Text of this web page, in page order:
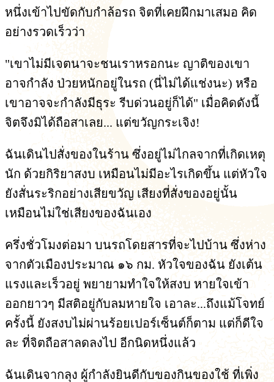
หนึ่งเข้าไปขัดกับกำล้อรถ จิตที่เคยฝึกมาเสมอ คิด
อย่างรวดเร็วว่า
"เขาไม่มีเจตนาจะชนเราหรอกนะ ญาติของเขา
อาจกำลัง ป่วยหนักอยู่ในรถ (นี่ไม่ได้แช่งนะ) หรือ
เขาอาจจะกำลังมีธุระ รีบด่วนอยู่ก็ได้" เมื่อคิดดังนี้
จิตจึงมิได้ถือสาเลย... แต่ขวัญกระเจิง!
ฉันเดินไปสั่งของในร้าน ซึ่งอยู่ไม่ไกลจากที่เกิดเหตุ
นัก ด้วยกิริยาสงบ เหมือนไม่มีอะไรเกิดขึ้น แต่หัวใจ
ยังสั่นระริกอย่างเสียขวัญ เสียงที่สั่งของอยู่นั้น
เหมือนไม่ใช่เสียงของฉันเอง
ครึ่งชั่วโมงต่อมา บนรถโดยสารที่จะไปบ้าน ซึ่งห่าง
จากตัวเมืองประมาณ ๑๖ กม. หัวใจของฉัน ยังเต้น
แรงและเร็วอยู่ พยายามทำใจให้สงบ หายใจเข้า
ออกยาวๆ มีสติอยู่กับลมหายใจ เอาละ...ถึงแม้โจทย์
ครั้งนี้ ยังสงบไม่ผ่านร้อยเปอร์เซ็นต์ก็ตาม แต่ก็ดีใจ
ละ ที่จิตถือสาลดลงไป อีกนิดหนึ่งแล้ว
ฉันเดินจากลุง ผู้กำลังยินดีกับของกินของใช้ ที่เพิ่ง